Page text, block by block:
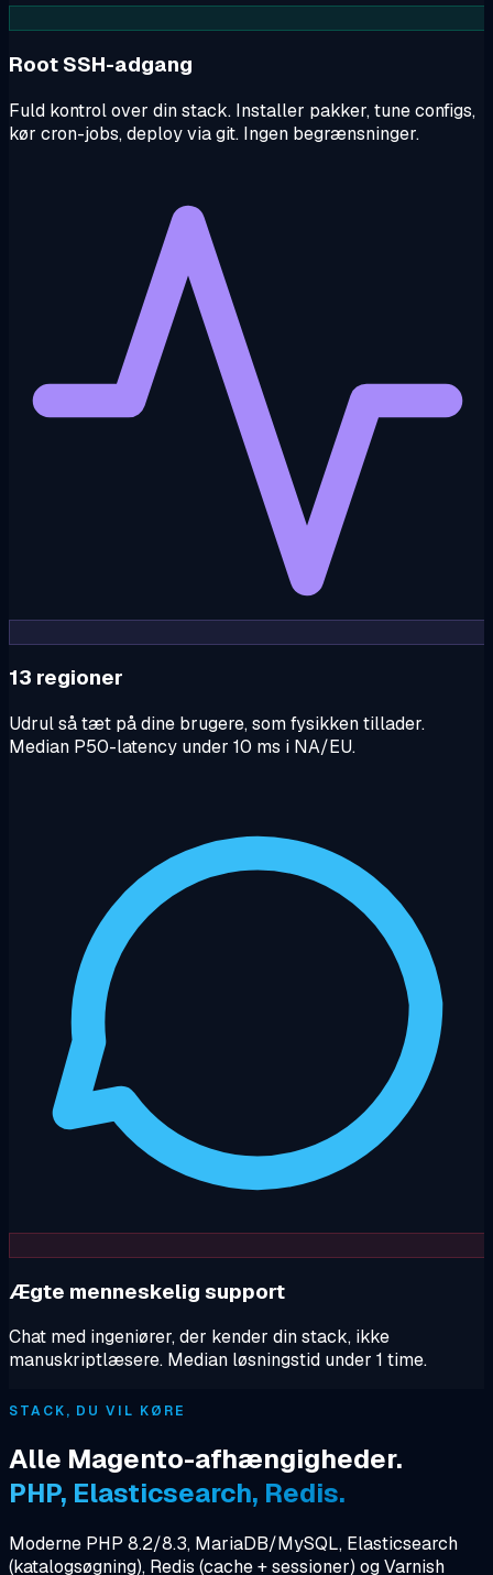
Root SSH-adgang
Fuld kontrol over din stack. Installer pakker, tune configs,
kør cron-jobs, deploy via git. Ingen begrænsninger.
13 regioner
Udrul så tæt på dine brugere, som fysikken tillader.
Median P50-latency under 10 ms i NA/EU.
Ægte menneskelig support
Chat med ingeniører, der kender din stack, ikke
manuskriptlæsere. Median løsningstid under 1 time.
STACK, DU VIL KØRE
Alle Magento-afhængigheder.
PHP, Elasticsearch, Redis.
Moderne PHP 8.2/8.3, MariaDB/MySQL, Elasticsearch
(katalogsøgning), Redis (cache + sessioner) og Varnish